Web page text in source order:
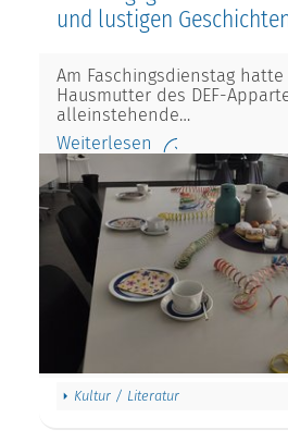
und lustigen
Am Faschingsdienstag
Hausmutter des DEF-
alleinstehende…
Weiterlesen
Kultur / Literatur